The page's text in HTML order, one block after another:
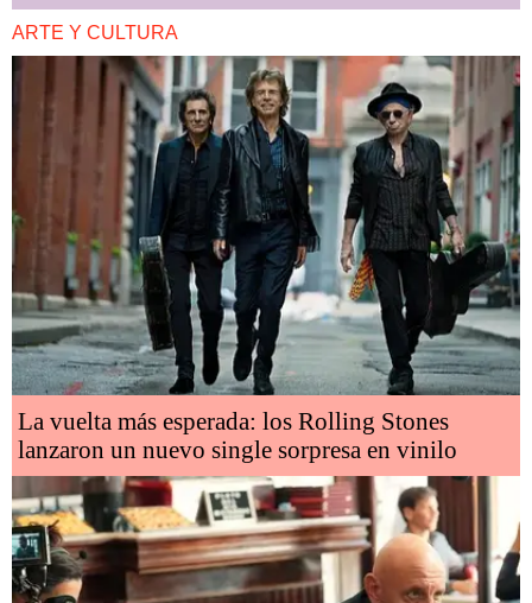
ARTE Y CULTURA
La vuelta más esperada: los Rolling Stones
lanzaron un nuevo single sorpresa en vinilo